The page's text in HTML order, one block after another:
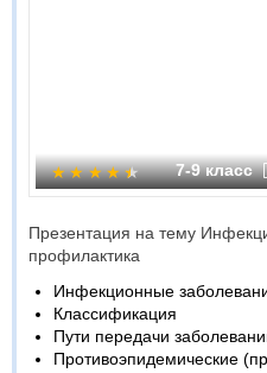
7-9 класс
Презентация на тему
профилактика
Инфекционные
Классификация
Пути передачи
Противоэпидемические